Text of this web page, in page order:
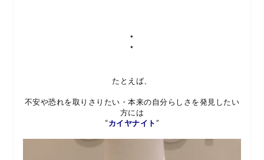
*
*
たとえば、
不安や恐れを取りさりたい・本来の自分らしさを発見したい
方には
“カイヤナイト”